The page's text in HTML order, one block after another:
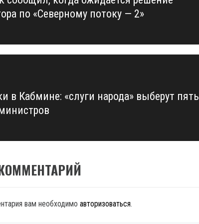
по «Северному потоку — 2»
в Кабмине: «слуги народа» выберут пять
вам необходимо авторизоваться.